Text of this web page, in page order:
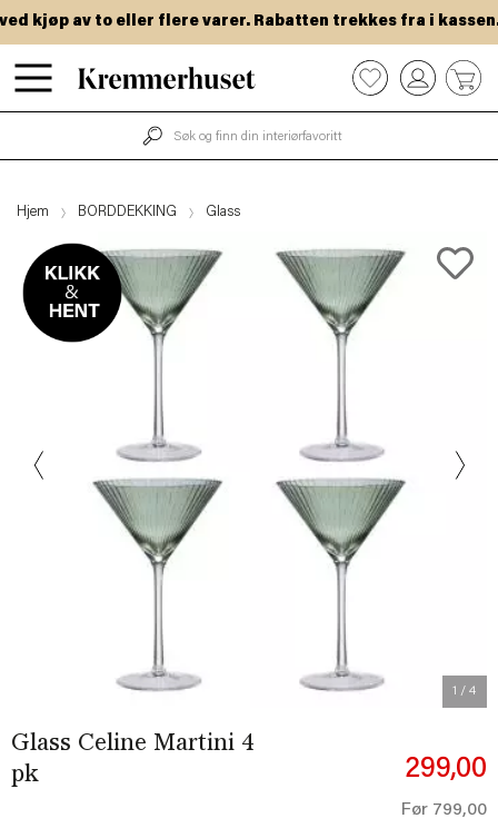
Hopp
til
kjøp av to eller flere varer. Rabatten trekkes fra i kassen.
0
Hjem BORDDEKKING Glass
1 / 4
Glass Celine Martini 4
pk
299,00
Før 799,00